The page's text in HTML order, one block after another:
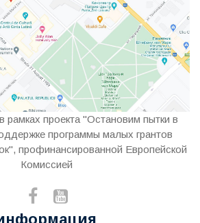
рамках проекта "Остановим пытки в
программы малых грантов
профинансированной Европейской
Комиссией